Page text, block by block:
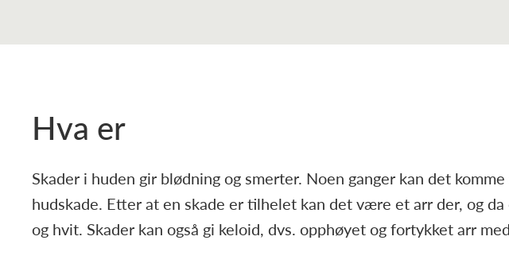
Hva er
Skader i huden gir blødning og smerter. Noen ganger kan det
hudskade. Etter at en skade er tilhelet kan det være et arr der, og
og hvit. Skader kan også gi keloid, dvs. opphøyet og fortykket arr